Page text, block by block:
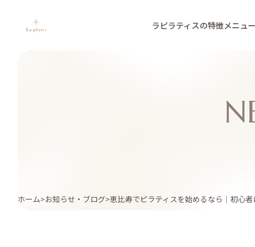
ラピラティスの特徴メニュ
ホーム お知らせ・ブログ 恵比寿でピラティスを始めるなら｜初心